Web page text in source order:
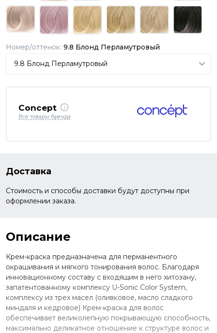
Номер/оттенок: 9.8 Блонд Перламутровый
Concept
Все товары бренда
Доставка
Стоимость и способы доставки будут доступны при
оформлении заказа.
Описание
Крем-краска предназначена для перманентного
окрашивания и мягкого тонирования волос. Благодаря
инновационному составу с входящим в него хитозану,
запатентованному комплексу U-Sonic Color System,
комплексу из трех масел (оливковое, масло сладкого
миндаля и кедровое) Крем-краска для волос
обеспечивает великолепную покрывающую способность,
максимально деликатное отношение к структуре волос и